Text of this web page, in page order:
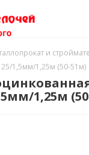
и
1,5мм/1,25м (50-51м)
1,25м